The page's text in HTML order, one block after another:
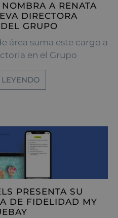
A RENATA
DIRECTORA
GRUPO
área suma este cargo a
en el Grupo
PRESENTA SU
DE FIDELIDAD MY